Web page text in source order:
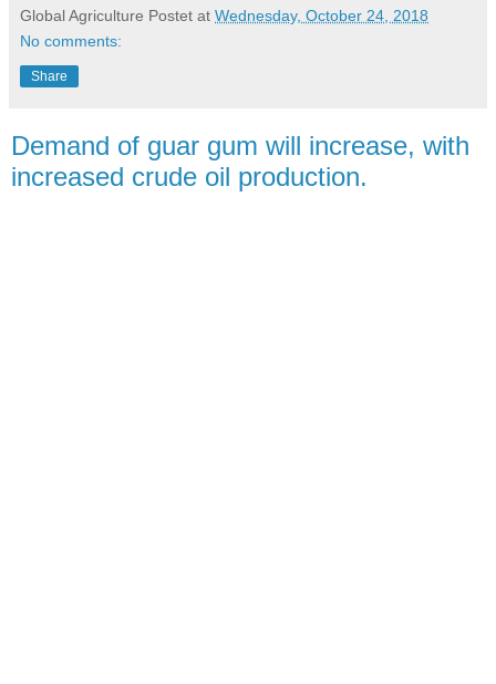
Global Agriculture Postet at Wednesday, October 24, 2018
No comments:
Share
Demand of guar gum will increase, with
increased crude oil production.